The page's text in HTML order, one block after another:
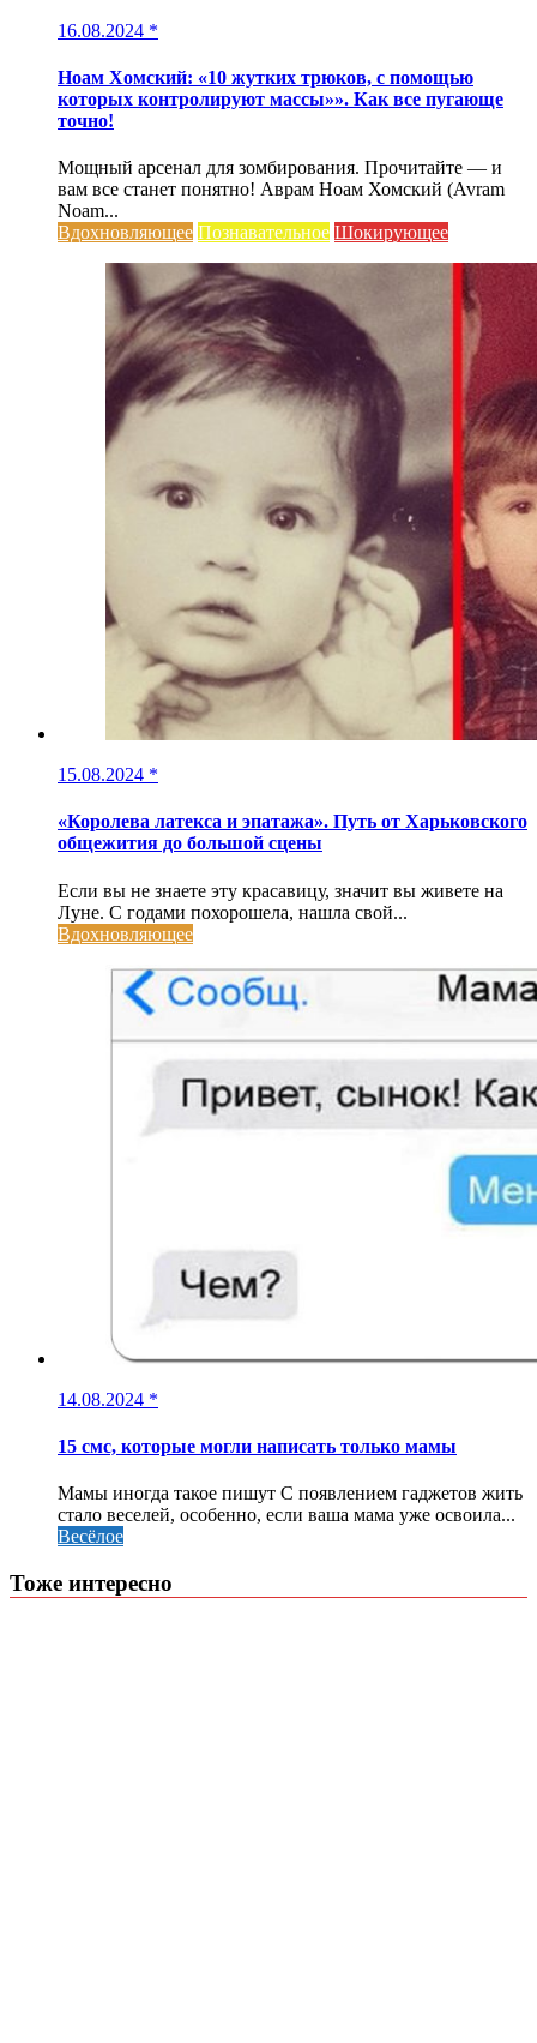
16.08.2024 *
Ноам Хомский: «10 жутких трюков, с помощью
которых контролируют массы»». Как все пугающе
точно!
Мощный арсенал для зомбирования. Прочитайте — и
вам все станет понятно! Аврам Ноам Хомский (Avram
Noam...
Вдохновляющее Познавательное Шокирующее
15.08.2024 *
«Королева латекса и эпатажа». Путь от Харьковского
общежития до большой сцены
Если вы не знаете эту красавицу, значит вы живете на
Луне. С годами похорошела, нашла свой...
Вдохновляющее
14.08.2024 *
15 смс, которые могли написать только мамы
Мамы иногда такое пишут С появлением гаджетов жить
стало веселей, особенно, если ваша мама уже освоила...
Весёлое
Тоже интересно